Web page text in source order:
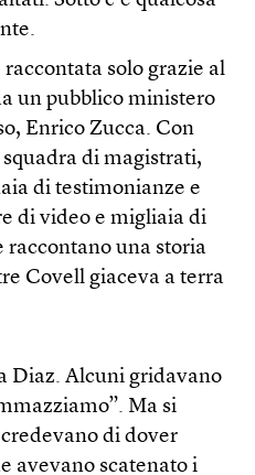
solo grazie al
un pubblico ministero
Enrico Zucca. Con
di magistrati,
di testimonianze e
di video e migliaia di
una storia
Covell giaceva a terra
Diaz. Alcuni gridavano
Ma si
di dover
avevano scatenato i